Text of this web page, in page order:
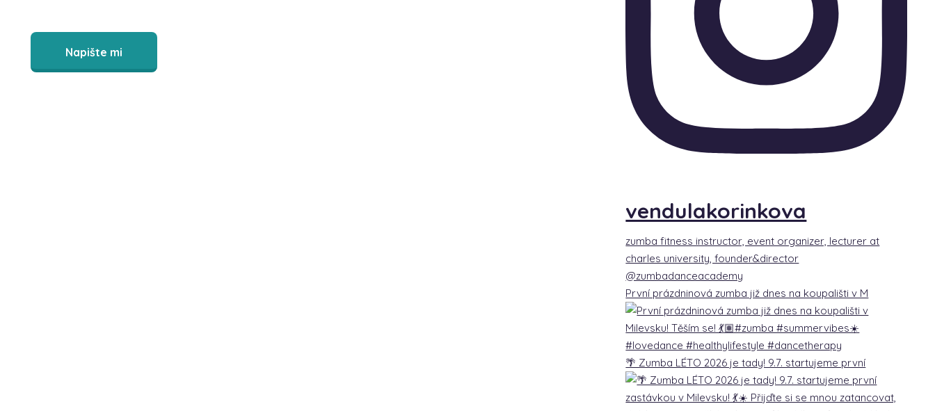
Napište mi
vendulakorinkova
zumba fitness instructor, event organizer, lecturer at
charles university, founder&director
@zumbadanceacademy
První prázdninová zumba již dnes na koupališti v M
🌴 Zumba LÉTO 2026 je tady! 9.7. startujeme první